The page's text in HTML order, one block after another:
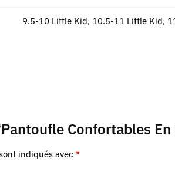
9.5-10 Little Kid, 10.5-11 Little Kid,
Confortables En
indiqués avec *